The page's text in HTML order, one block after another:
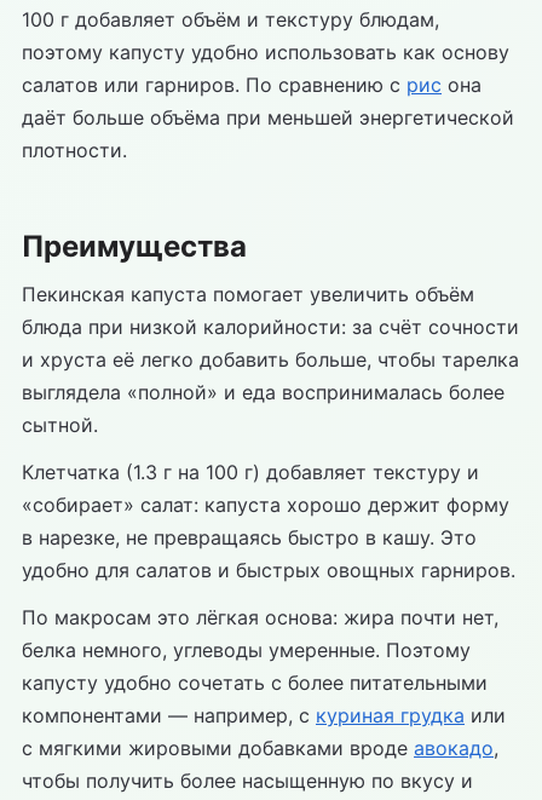
100 г добавляет объём и текстуру блюдам,
поэтому капусту удобно использовать как основу
салатов или гарниров. По сравнению с рис она
даёт больше объёма при меньшей энергетической
плотности.
Преимущества
Пекинская капуста помогает увеличить объём
блюда при низкой калорийности: за счёт сочности
и хруста её легко добавить больше, чтобы тарелка
выглядела «полной» и еда воспринималась более
сытной.
Клетчатка (1.3 г на 100 г) добавляет текстуру и
«собирает» салат: капуста хорошо держит форму
в нарезке, не превращаясь быстро в кашу. Это
удобно для салатов и быстрых овощных гарниров.
По макросам это лёгкая основа: жира почти нет,
белка немного, углеводы умеренные. Поэтому
капусту удобно сочетать с более питательными
компонентами — например, с куриная грудка или
с мягкими жировыми добавками вроде авокадо,
чтобы получить более насыщенную по вкусу и